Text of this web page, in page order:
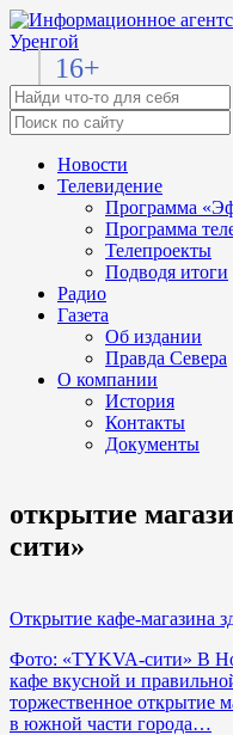
16+
Новости
Телевидение
Программа
Программа
Телепроекты
Подводя итоги
Радио
Газета
Об издании
Правда Севера
О компании
История
Контакты
Документы
открытие
сити»
Открытие кафе-магазина
Фото: «TYKVA-сити» В
кафе вкусной и
торжественное открытие
в южной части города…